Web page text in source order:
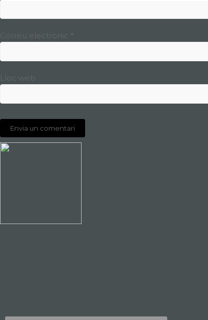
Correu electrònic *
Lloc web